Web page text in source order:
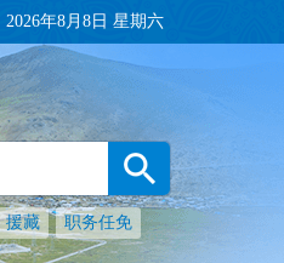
2026年8月8日 星期六
援藏 职务任免